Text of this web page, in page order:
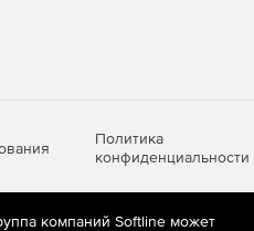
Политика
конфиденциальности
компаний Softline может